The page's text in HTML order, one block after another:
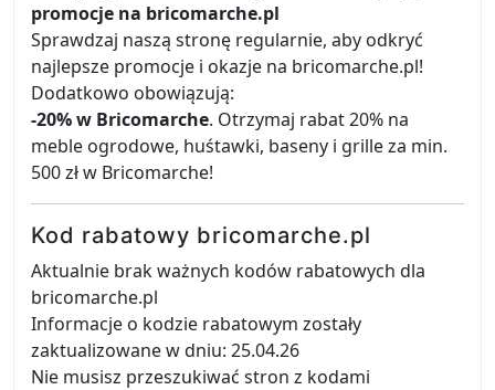
promocje na bricomarche.pl
Sprawdzaj naszą stronę regularnie, aby odkryć
najlepsze promocje i okazje na bricomarche.pl!
Dodatkowo obowiązują:
-20% w Bricomarche. Otrzymaj rabat 20% na
meble ogrodowe, huśtawki, baseny i grille za min.
500 zł w Bricomarche!
Kod rabatowy bricomarche.pl
Aktualnie brak ważnych kodów rabatowych dla
bricomarche.pl
Informacje o kodzie rabatowym zostały
zaktualizowane w dniu: 25.04.26
Nie musisz przeszukiwać stron z kodami